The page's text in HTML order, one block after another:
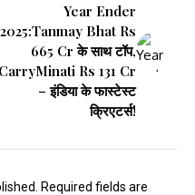
Year Ender
2025:Tanmay Bhat Rs
665 Cr के साथ टॉप,
CarryMinati Rs 131 Cr
– इंडिया के फास्टेस्ट
क्रिएटर्स!
Required fields are